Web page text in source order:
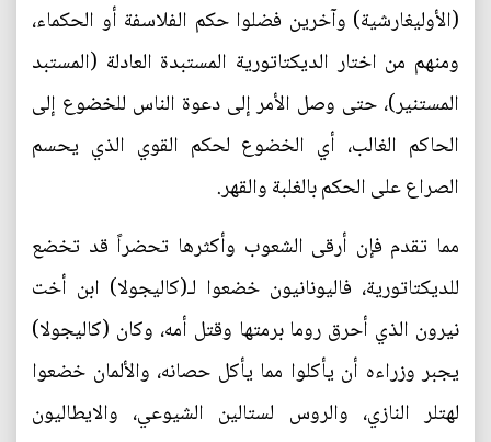
(الأوليغارشية) وآخرين فضلوا حكم الفلاسفة أو الحكماء،
ومنهم من اختار الديكتاتورية المستبدة العادلة (المستبد
المستنير)، حتى وصل الأمر إلى دعوة الناس للخضوع إلى
الحاكم الغالب، أي الخضوع لحكم القوي الذي يحسم
الصراع على الحكم بالغلبة والقهر.
مما تقدم فإن أرقى الشعوب وأكثرها تحضراً قد تخضع
للديكتاتورية، فاليونانيون خضعوا لـ(كاليجولا) ابن أخت
نيرون الذي أحرق روما برمتها وقتل أمه، وكان (كاليجولا)
يجبر وزراءه أن يأكلوا مما يأكل حصانه، والألمان خضعوا
لهتلر النازي، والروس لستالين الشيوعي، والايطاليون